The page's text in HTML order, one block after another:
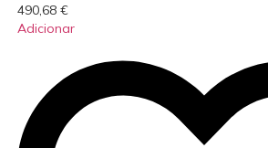
490,68 €
Adicionar